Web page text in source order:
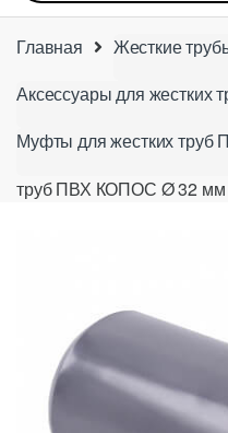
Главная
Жесткие
Аксессуары для жестких
Муфты для жестких труб
труб ПВХ КОПОС Ø 32 мм